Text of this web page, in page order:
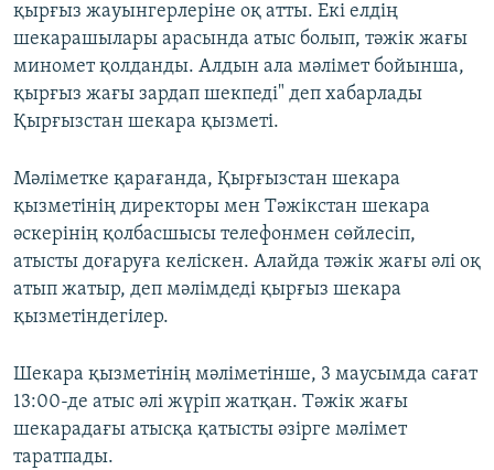
қырғыз жауынгерлеріне оқ атты. Екі елдің
шекарашылары арасында атыс болып, тәжік жағы
миномет қолданды. Алдын ала мәлімет бойынша,
қырғыз жағы зардап шекпеді" деп хабарлады
Қырғызстан шекара қызметі.
Мәліметке қарағанда, Қырғызстан шекара
қызметінің директоры мен Тәжікстан шекара
әскерінің қолбасшысы телефонмен сөйлесіп,
атысты доғаруға келіскен. Алайда тәжік жағы әлі оқ
атып жатыр, деп мәлімдеді қырғыз шекара
қызметіндегілер.
Шекара қызметінің мәліметінше, 3 маусымда сағат
13:00-де атыс әлі жүріп жатқан. Тәжік жағы
шекарадағы атысқа қатысты әзірге мәлімет
таратпады.